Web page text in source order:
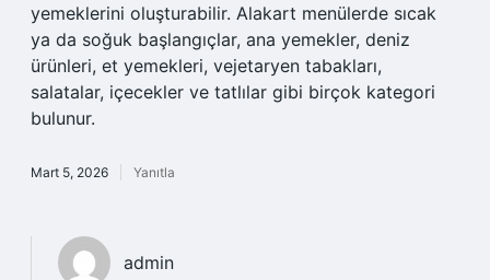
yemeklerini oluşturabilir. Alakart menülerde sıcak
ya da soğuk başlangıçlar, ana yemekler, deniz
ürünleri, et yemekleri, vejetaryen tabakları,
salatalar, içecekler ve tatlılar gibi birçok kategori
bulunur.
Mart 5, 2026 Yanıtla
admin